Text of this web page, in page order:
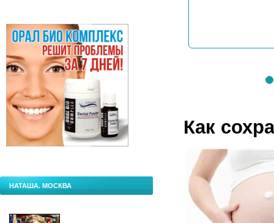
НАТАША. МОСКВА
Как